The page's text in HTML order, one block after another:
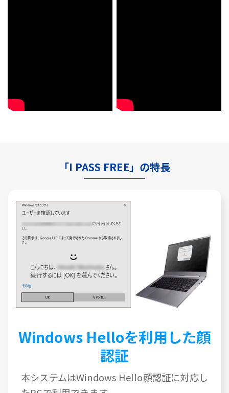
「I PASS FREE」の特長
Windows Helloを利用した顔
認証
本システムはWindows Hello顔認証に対応し